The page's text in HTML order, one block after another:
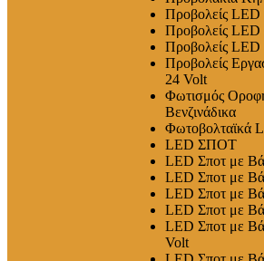
Προβολείς
Προβολείς
Προβολείς
Προβολείς
24 Volt
Φωτισμός
Βενζινάδικα
Φωτοβολταϊκά
LED ΣΠΟΤ
LED Σποτ με
LED Σποτ με
LED Σποτ με
LED Σποτ με
LED Σποτ με
Volt